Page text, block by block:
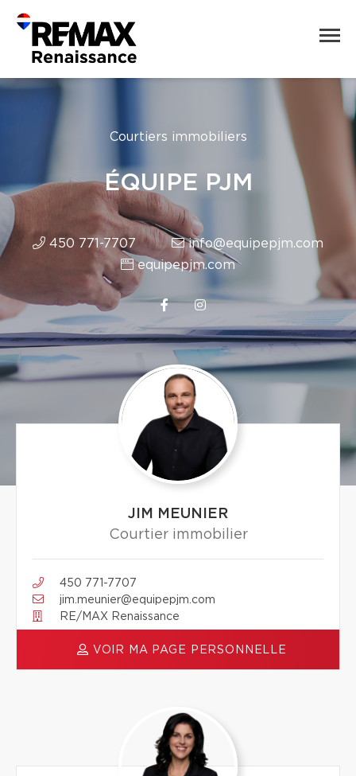
Courtiers immobiliers
ÉQUIPE PJM
450 771-7707
info@equipepjm.com
equipepjm.com
JIM MEUNIER
Courtier immobilier
450 771-7707
jim.meunier@equipepjm.com
RE/MAX Renaissance
VOIR MA PAGE PERSONNELLE